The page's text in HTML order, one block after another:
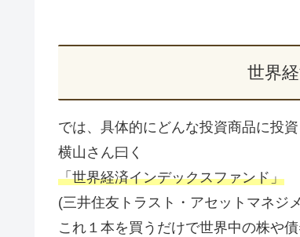
世界
では、具体的にどんな投資商品に投
横山さん曰く
「世界経済インデックスファンド」
(三井住友トラスト・アセットマネジ
これ１本を買うだけで世界中の株や